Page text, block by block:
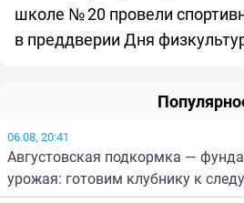
школе № 20 провели
в преддверии Дня
06.08, 20:41
Августовская подкормка —
урожая: готовим клубнику к